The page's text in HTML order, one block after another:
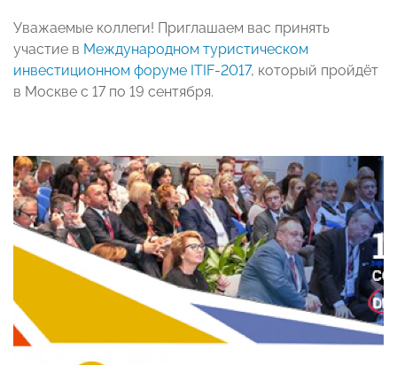
Уважаемые коллеги! Приглашаем вас принять
участие в Международном туристическом
инвестиционном форуме ITIF-2017, который пройдёт
в Москве с 17 по 19 сентября.